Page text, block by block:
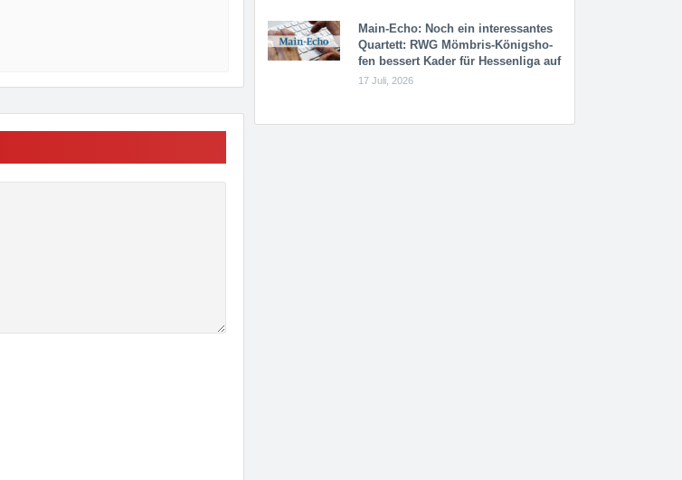
Main-Echo: Noch ein in­ter­es­san­tes
Quar­tett: RWG Möm­b­ris-Kö­n­igs­ho­
fen bessert Kader für Hessenliga auf
17 Juli, 2026